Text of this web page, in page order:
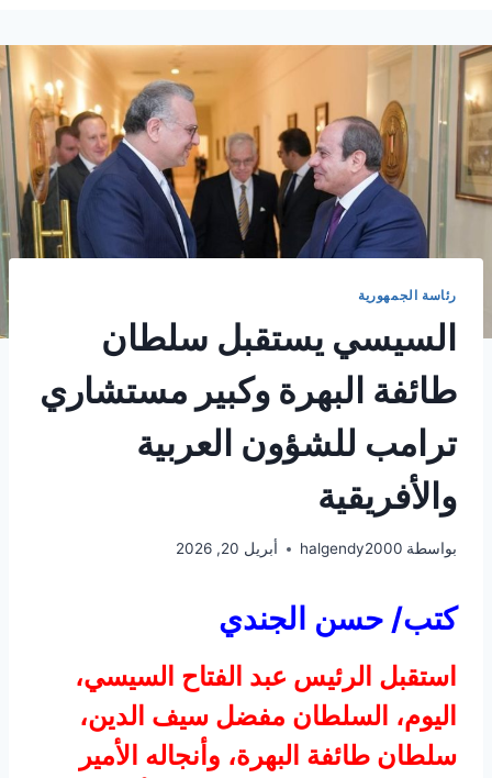
رئاسة الجمهورية
السيسي يستقبل سلطان
طائفة البهرة وكبير مستشاري
ترامب للشؤون العربية
والأفريقية
بواسطة halgendy2000 أبريل 20, 2026
كتب/ حسن الجندي
استقبل الرئيس عبد الفتاح السيسي،
اليوم، السلطان مفضل سيف الدين،
سلطان طائفة البهرة، وأنجاله الأمير